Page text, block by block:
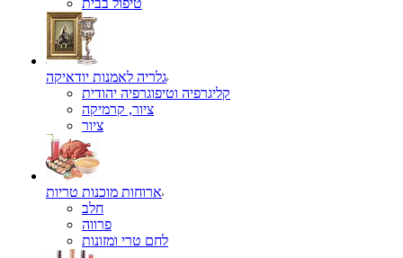
טיפול בבית
גלריה לאמנות יודאיקה
קליגרפיה וטיפוגרפיה יהודית
ציור, קרמיקה
ציור
ארוחות מוכנות טריות
חלב
פרווה
לחם טרי ומזונות